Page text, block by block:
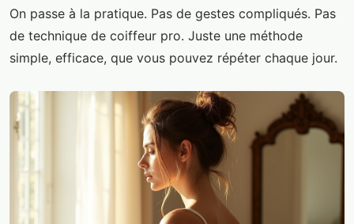
On passe à la pratique. Pas de gestes compliqués. Pas
de technique de coiffeur pro. Juste une méthode
simple, efficace, que vous pouvez répéter chaque jour.